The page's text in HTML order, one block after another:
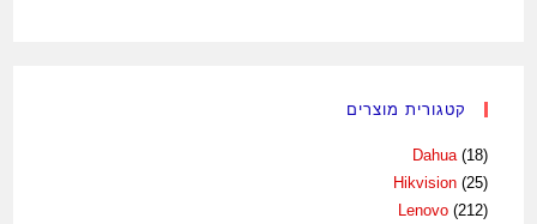
קטגורית מוצרים
Dahua (18)
Hikvision (25)
Lenovo (212)